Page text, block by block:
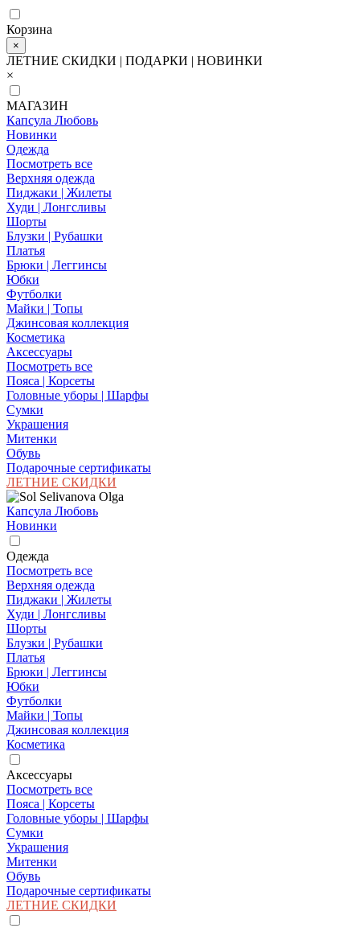
Корзина
×
ЛЕТНИЕ СКИДКИ | ПОДАРКИ | НОВИНКИ
×
МАГАЗИН
Капсула Любовь
Новинки
Одежда
Посмотреть все
Верхняя одежда
Пиджаки | Жилеты
Худи | Лонгсливы
Шорты
Блузки | Рубашки
Платья
Брюки | Леггинсы
Юбки
Футболки
Майки | Топы
Джинсовая коллекция
Косметика
Аксессуары
Посмотреть все
Пояса | Корсеты
Головные уборы | Шарфы
Сумки
Украшения
Митенки
Обувь
Подарочные сертификаты
ЛЕТНИЕ СКИДКИ
Капсула Любовь
Новинки
Одежда
Посмотреть все
Верхняя одежда
Пиджаки | Жилеты
Худи | Лонгсливы
Шорты
Блузки | Рубашки
Платья
Брюки | Леггинсы
Юбки
Футболки
Майки | Топы
Джинсовая коллекция
Косметика
Аксессуары
Посмотреть все
Пояса | Корсеты
Головные уборы | Шарфы
Сумки
Украшения
Митенки
Обувь
Подарочные сертификаты
ЛЕТНИЕ СКИДКИ